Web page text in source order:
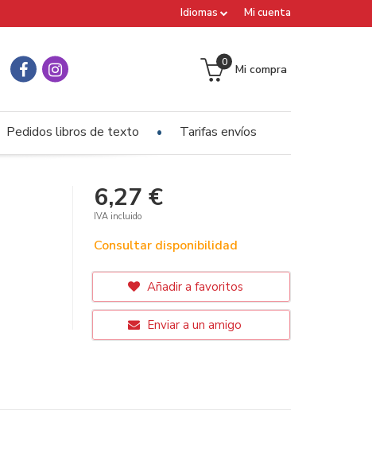
Mi cuenta
Idiomas
Mi compra
0
Pedidos libros de texto Tarifas envíos
6,27 €
IVA incluido
Consultar disponibilidad
Añadir a favoritos
Enviar a un amigo